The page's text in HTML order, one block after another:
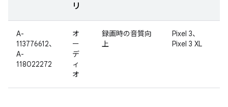
リ
A-
113776612、
A-
118022272
オ
ー
デ
ィ
オ
録画時の音質向
上
Pixel 3、
Pixel 3 XL